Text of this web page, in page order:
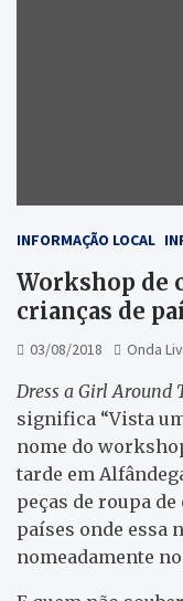
INFORMAÇÃO LOCAL
Workshop de
crianças de
03/08/2018 Onda
Dress a Girl Around
significa “Vista
nome do
tarde em
peças de roupa
países onde essa
nomeadamente